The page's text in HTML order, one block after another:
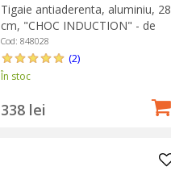
Tigaie antiaderenta, aluminiu, 28
cm, "CHOC INDUCTION" - de
Buyer
Cod: 848028
(2)
În stoc
338 lei